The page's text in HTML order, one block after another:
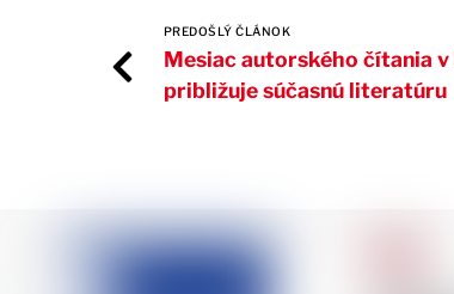
PREDOŠLÝ ČLÁNOK
Mesiac autorského čítania v
približuje súčasnú literatúru